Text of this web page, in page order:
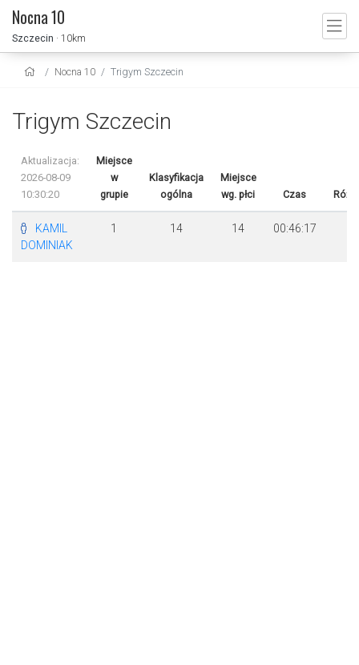
Nocna 10
Szczecin · 10km
Nocna 10 Trigym Szczecin
Trigym Szczecin
Aktualizacja:
2026-08-09
10:30:20
Miejsce
w
grupie
Klasyfikacja
ogólna
Miejsce
wg. płci
Czas
KAMIL
DOMINIAK
1 14 14 00:46:17